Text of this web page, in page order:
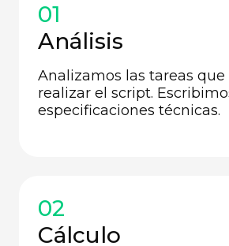
01
Análisis
Analizamos las tareas que
realizar el script.
especificaciones técnicas.
02
Cálculo